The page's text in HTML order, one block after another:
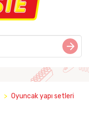
Oyuncak yapı setleri